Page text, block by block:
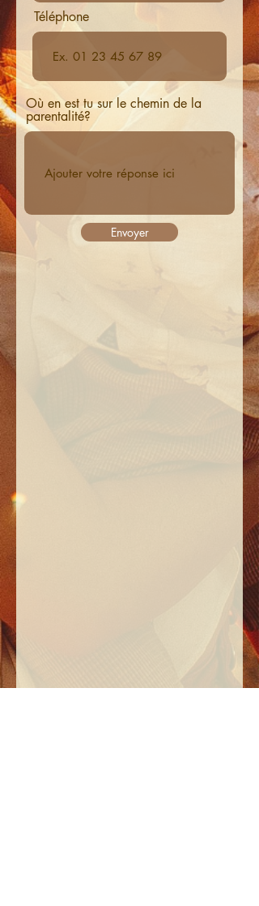
Téléphone
Où en est tu sur le chemin de la
parentalité?
Envoyer